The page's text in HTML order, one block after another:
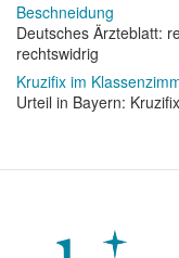
Beschneidung
Deutsches Ärzteblatt:
rechtswidrig
Kruzifix im
Urteil in Bayern: